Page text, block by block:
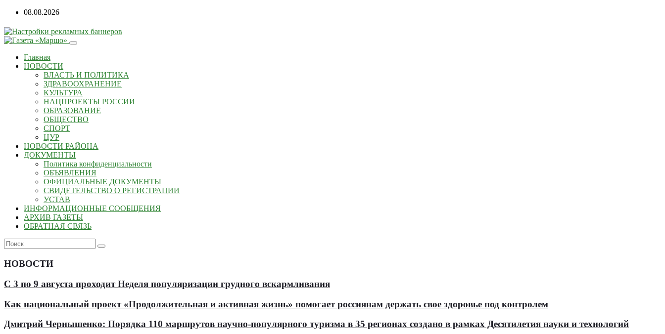
Перейти
содержанию
08.08.2026
Главная
НОВОСТИ
ВЛАСТЬ И ПОЛИТИКА
ЗДРАВООХРАНЕНИЕ
КУЛЬТУРА
НАЦПРОЕКТЫ РОССИИ
ОБРАЗОВАНИЕ
ОБЩЕСТВО
СПОРТ
ЦУР
НОВОСТИ РАЙОНА
ДОКУМЕНТЫ
Политика конфиденциальности
ОБЪЯВЛЕНИЯ
ОФИЦИАЛЬНЫЕ ДОКУМЕНТЫ
СВИДЕТЕЛЬСТВО О РЕГИСТРАЦИИ
УСТАВ
ИНФОРМАЦИОННЫЕ СООБЩЕНИЯ
АРХИВ ГАЗЕТЫ
ОБРАТНАЯ СВЯЗЬ
НОВОСТИ
С 3 по 9 августа проходит Неделя популяризации грудного вскармливания
Как национальный проект «Продолжительная и активная жизнь» помогает россиянам держать свое здоровье под контролем
Дмитрий Чернышенко: Порядка 110 маршрутов научно-популярного туризма в 35 регионах создано в рамках Десятилетия науки и технологий